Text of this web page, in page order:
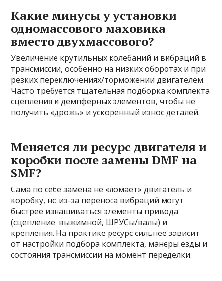
Какие минусы у установки
одномассового маховика
вместо двухмассового?
Увеличение крутильных колебаний и вибраций в
трансмиссии, особенно на низких оборотах и при
резких переключениях/торможении двигателем.
Часто требуется тщательная подборка комплекта
сцепления и демпферных элементов, чтобы не
получить «дрожь» и ускоренный износ деталей.
Меняется ли ресурс двигателя и
коробки после замены DMF на
SMF?
Сама по себе замена не «ломает» двигатель и
коробку, но из-за переноса вибраций могут
быстрее изнашиваться элементы привода
(сцепление, выжимной, ШРУСы/валы) и
крепления. На практике ресурс сильнее зависит
от настройки подбора комплекта, манеры езды и
состояния трансмиссии на момент переделки.